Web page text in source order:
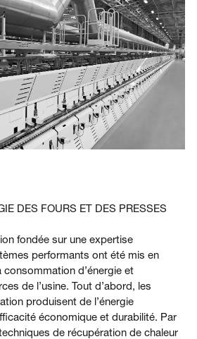
DES FOURS ET DES PRESSES
fondée sur une expertise
performants ont été mis en
d’énergie et
de l’usine. Tout d’abord, les
produisent de l’énergie
économique et durabilité. Par
de récupération de chaleur